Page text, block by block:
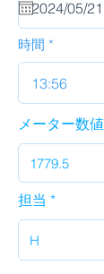
u
i
d
時間
13:56
メーター数値
担当